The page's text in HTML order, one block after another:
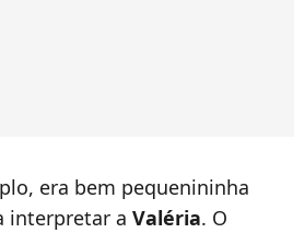
era bem pequenininha
interpretar a Valéria. O